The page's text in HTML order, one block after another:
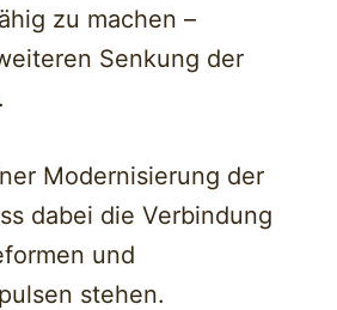
zu machen –
Senkung der
Modernisierung der
dabei die Verbindung
und
stehen.